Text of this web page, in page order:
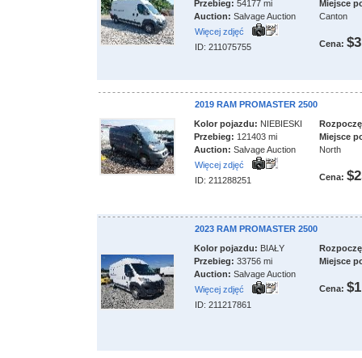
Przebieg: 54177 mi
Auction: Salvage Auction
Więcej zdjęć
ID: 211075755
Miejsce
Canton
Cena:
2019 RAM PROMASTER 2500
Kolor pojazdu: NIEBIESKI
Przebieg: 121403 mi
Auction: Salvage Auction
Więcej zdjęć
ID: 211288251
Miejsce
North
Cena:
2023 RAM PROMASTER 2500
Kolor pojazdu: BIAŁY
Przebieg: 33756 mi
Auction: Salvage Auction
Więcej zdjęć
ID: 211217861
Miejsce
Cena: